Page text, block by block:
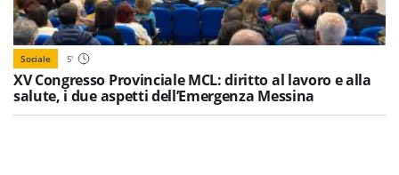
Sociale 5'
XV Congresso Provinciale MCL: diritto al lavoro e alla
salute, i due aspetti dell’Emergenza Messina